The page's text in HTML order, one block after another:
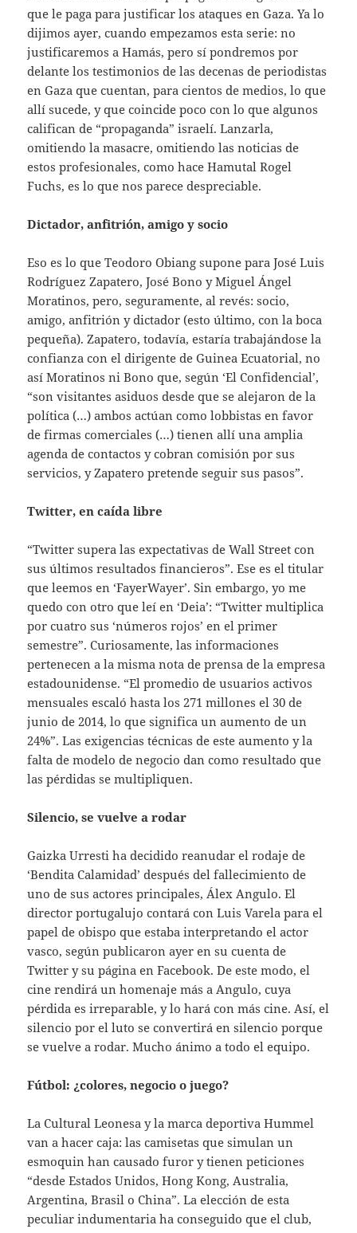
que le paga para justificar los ataques en Gaza. Ya lo
dijimos ayer, cuando empezamos esta serie: no
justificaremos a Hamás, pero sí pondremos por
delante los testimonios de las decenas de periodistas
en Gaza que cuentan, para cientos de medios, lo que
allí sucede, y que coincide poco con lo que algunos
califican de “propaganda” israelí. Lanzarla,
omitiendo la masacre, omitiendo las noticias de
estos profesionales, como hace Hamutal Rogel
Fuchs, es lo que nos parece despreciable.
Dictador, anfitrión, amigo y socio
Eso es lo que Teodoro Obiang supone para José Luis
Rodríguez Zapatero, José Bono y Miguel Ángel
Moratinos, pero, seguramente, al revés: socio,
amigo, anfitrión y dictador (esto último, con la boca
pequeña). Zapatero, todavía, estaría trabajándose la
confianza con el dirigente de Guinea Ecuatorial, no
así Moratinos ni Bono que, según ‘El Confidencial’,
“son visitantes asiduos desde que se alejaron de la
política (…) ambos actúan como lobbistas en favor
de firmas comerciales (…) tienen allí una amplia
agenda de contactos y cobran comisión por sus
servicios, y Zapatero pretende seguir sus pasos”.
Twitter, en caída libre
“Twitter supera las expectativas de Wall Street con
sus últimos resultados financieros”. Ese es el titular
que leemos en ‘FayerWayer’. Sin embargo, yo me
quedo con otro que leí en ‘Deia’: “Twitter multiplica
por cuatro sus ‘números rojos’ en el primer
semestre”. Curiosamente, las informaciones
pertenecen a la misma nota de prensa de la empresa
estadounidense. “El promedio de usuarios activos
mensuales escaló hasta los 271 millones el 30 de
junio de 2014, lo que significa un aumento de un
24%”. Las exigencias técnicas de este aumento y la
falta de modelo de negocio dan como resultado que
las pérdidas se multipliquen.
Silencio, se vuelve a rodar
Gaizka Urresti ha decidido reanudar el rodaje de
‘Bendita Calamidad’ después del fallecimiento de
uno de sus actores principales, Álex Angulo. El
director portugalujo contará con Luis Varela para el
papel de obispo que estaba interpretando el actor
vasco, según publicaron ayer en su cuenta de
Twitter y su página en Facebook. De este modo, el
cine rendirá un homenaje más a Angulo, cuya
pérdida es irreparable, y lo hará con más cine. Así, el
silencio por el luto se convertirá en silencio porque
se vuelve a rodar. Mucho ánimo a todo el equipo.
Fútbol: ¿colores, negocio o juego?
La Cultural Leonesa y la marca deportiva Hummel
van a hacer caja: las camisetas que simulan un
esmoquin han causado furor y tienen peticiones
“desde Estados Unidos, Hong Kong, Australia,
Argentina, Brasil o China”. La elección de esta
peculiar indumentaria ha conseguido que el club,